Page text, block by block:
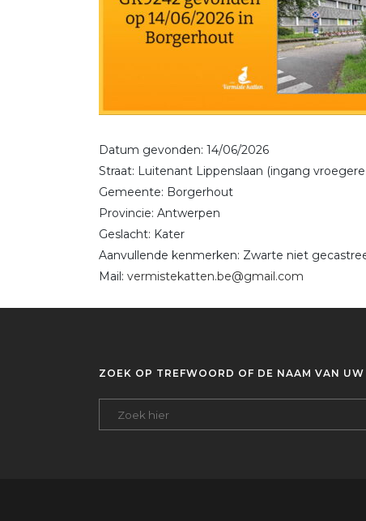
Datum gevonden: 14/06/2026
Straat: Luitenant Lippenslaan (ingang
Gemeente: Borgerhout
Provincie: Antwerpen
Geslacht: Kater
Aanvullende kenmerken: Zwarte niet
Mail: vermistekatten.be@gmail.com
ZOEK OP TREFWOORD OF DE NAAM VAN